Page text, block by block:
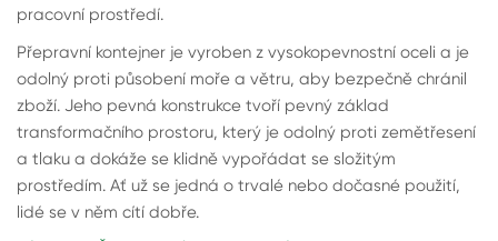
pracovní prostředí.
Přepravní kontejner je vyroben z vysokopevnostní oceli a je
odolný proti působení moře a větru, aby bezpečně chránil
zboží. Jeho pevná konstrukce tvoří pevný základ
transformačního prostoru, který je odolný proti zemětřesení
a tlaku a dokáže se klidně vypořádat se složitým
prostředím. Ať už se jedná o trvalé nebo dočasné použití,
lidé se v něm cítí dobře.